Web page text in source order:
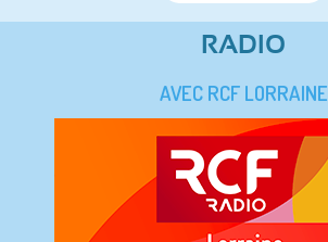
RADIO
AVEC RCF LORRAINE